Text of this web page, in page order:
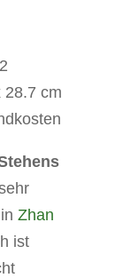
28.7 cm
Zhan
ist